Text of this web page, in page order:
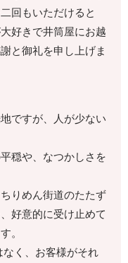
回もいただけると
好きで井筒屋にお越
と御礼を申し上げま
ですが、人が少ない
穏や、なつかしさを
りめん街道のたたず
好意的に受け止めて
。
く、お客様がそれ